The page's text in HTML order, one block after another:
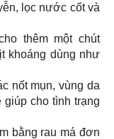
lọc nước cốt và
thêm một chút
khoáng dùng như
nốt mụn, vùng da
giúp cho tình trạng
bằng rau má đơn